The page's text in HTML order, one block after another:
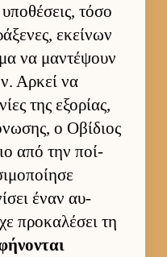
τόσο
εκεί­νων
να μαντέψουν
Αρ­κεί να
της εξορίας,
ο Οβίδιος
από την ποί­
έναν αυ­
προκαλέσει τη